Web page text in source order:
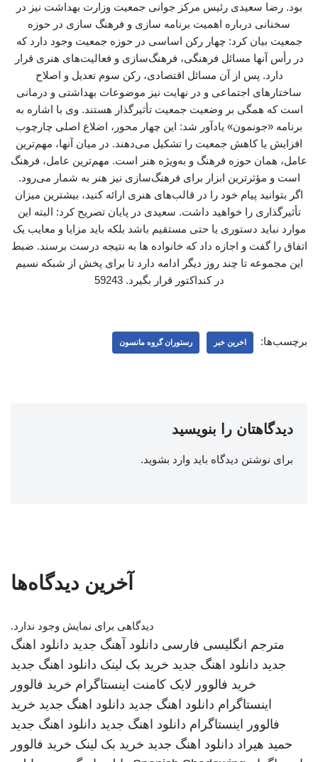
بود. رضا سعیدی رئیس مرکز جوانی جمعیت وزارت بهداشت نیز در
سخنانی درباره اهمیت برنامه سازی و فرهنگ سازی در حوزه
جمعیت بیان کرد: چهار رکن اساسی در حوزه جمعیت وجود دارد که
در رأس آنها مسائل فرهنگی، فرهنگ‌سازی و فعالیت‌های هنری قرار
دارد. پس از آن مسائل اقتصادی، رکن سوم تعدیل و اصلاح
ساختارهای اجتماعی و در نهایت نیز موضوعات بهداشتی و درمانی
است که همگی بر وضعیت جمعیت تأثیرگذار هستند. وی با اشاره به
برنامه «جونمون» یادآور شد: این چهار محور، اضلاع اصلی چارچوب
افزایش یا کاهش جمعیت را تشکیل می‌دهند. در میان آنها، مهم‌ترین
عامل، همان حوزه فرهنگ و به‌ویژه هنر است. مهم‌ترین عامل، فرهنگ
است و مؤثرترین ابزار برای فرهنگ‌سازی نیز هنر به شمار می‌رود.
اگر بتوانید پیام خود را در قالب‌های هنری ارائه کنید، بیشترین میزان
تأثیرگذاری را خواهید داشت. سعیدی در پایان تصریح کرد: البته این
موارد نباید دستوری یا حتی مستقیم باشد بلکه باید مزایا و معایب یک
اتفاق را گفت و اجازه داد که خانواده ها به نتیجه درست برسند. ضبط
این مجموعه تا چند روز دیگر ادامه دارد تا برای پخش از شبکه نسیم
در کنداکتور قرار بگیرد. 59243
برچسب‌ها: اخرین خبر رستوران گروه مانسون
دیدگاهتان را بنویسید
برای نوشتن دیدگاه باید وارد بشوید.
آخرین دیدگاه‌ها
دیدگاهی برای نمایش وجود ندارد.
مترجم انگلیسی فارسی دانلود آهنگ جدید دانلود اهنگ
جدید دانلود اهنگ جدید خرید بک لینک دانلود اهنگ جدید
خرید فالوور لایک کامنت اینستاگرام خرید فالوور
اینستاگرام دانلود اهنگ جدید دانلود اهنگ جدید خرید
فالوور اینستاگرام دانلود اهنگ جدید دانلود اهنگ جدید
حمید هیراد دانلود اهنگ جدید خرید بک لینک خرید فالوور